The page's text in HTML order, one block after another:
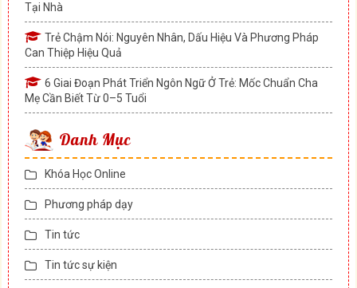
Tại Nhà
Trẻ Chậm Nói: Nguyên Nhân, Dấu Hiệu Và Phương Pháp
Can Thiệp Hiệu Quả
6 Giai Đoạn Phát Triển Ngôn Ngữ Ở Trẻ: Mốc Chuẩn Cha
Mẹ Cần Biết Từ 0–5 Tuổi
Danh Mục
Khóa Học Online
Phương pháp dạy
Tin tức
Tin tức sự kiện